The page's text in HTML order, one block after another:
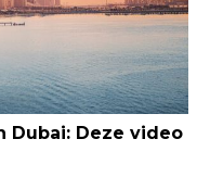
Dubai: Deze video